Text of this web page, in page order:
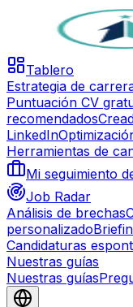
Tablero
Estrategia de
Puntuación CV
recomendados
LinkedIn
Herramientas de
Mi seguimiento
Job Radar
Análisis de brechas
personalizado
Candidaturas
Nuestras guías
Nuestras guías